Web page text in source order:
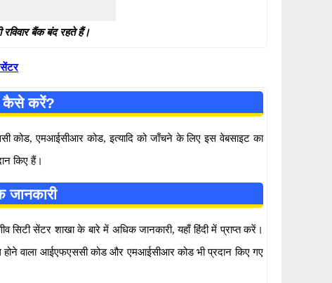
बैंक बंद रहते हैं।
सेंटर
कैसे करें?
कोड, एमआईसीआर कोड, इत्यादि को जाँचने के लिए इस वेबसाइट का
किए हैं।
जानकारी
सिटी सेंटर शाखा के बारे में अधिक जानकारी, यहाँ हिंदी में प्राप्त करें।
होने वाला आईएफएससी कोड और एमआईसीआर कोड भी प्रदान किए गए